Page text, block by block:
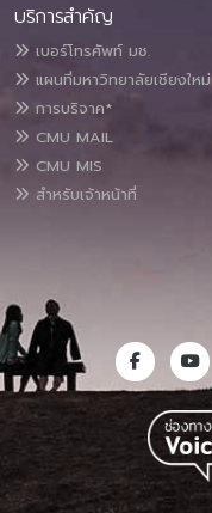
บริการสำคัญ
เบอร์โทรศัพท์ มช.
แผนที่มหาวิทยาลัยเชียงใหม่
การบริจาค*
CMU MAIL
CMU MIS
สำหรับเจ้าหน้าที่